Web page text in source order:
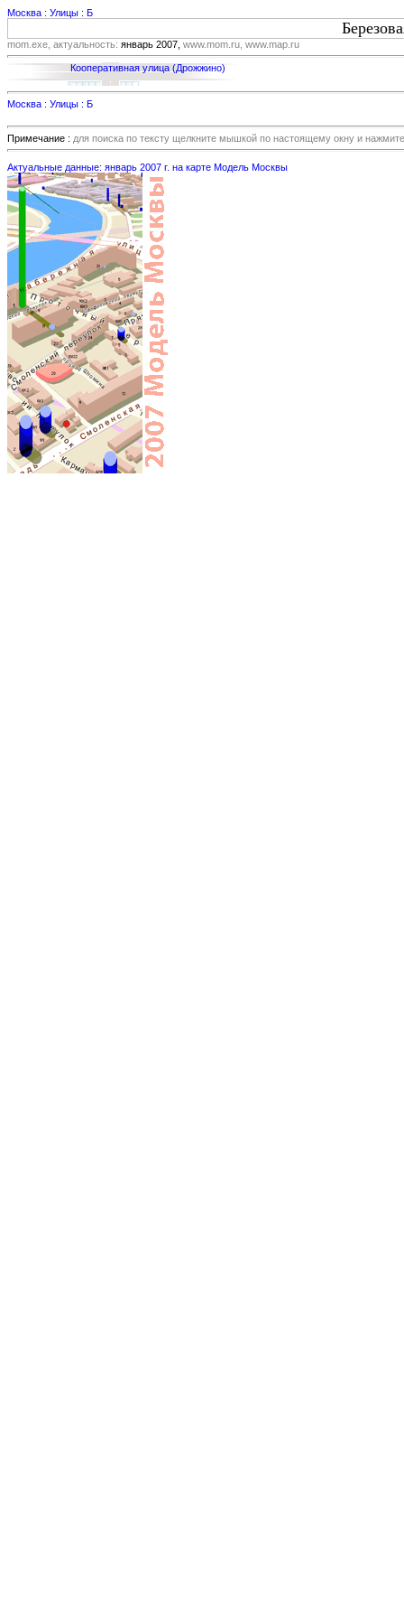
Москва : Улицы : Б
mom.exe, актуальность: январь 2007, www.mom.ru, www.map.ru
Кооперативная улица (Дрожжино)
Москва : Улицы : Б
Примечание : для поиска по тексту щелкните мышкой по настоящему окну и
Актуальные данные: январь 2007 г. на карте Модель Москвы